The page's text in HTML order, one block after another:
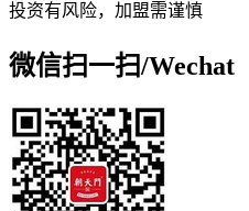
投资有风险，加盟需谨慎
微信扫一扫/Wechat